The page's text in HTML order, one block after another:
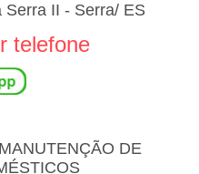
Serra II - Serra/ ES
telefone
DE